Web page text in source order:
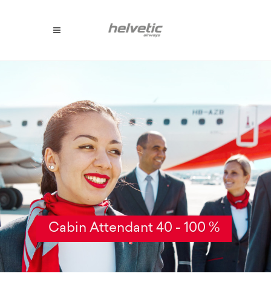
Cabin Attendant 40 - 100 %